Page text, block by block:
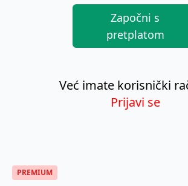
Započni s
pretplatom
Već imate korisnički
Prijavi se
PREMIUM